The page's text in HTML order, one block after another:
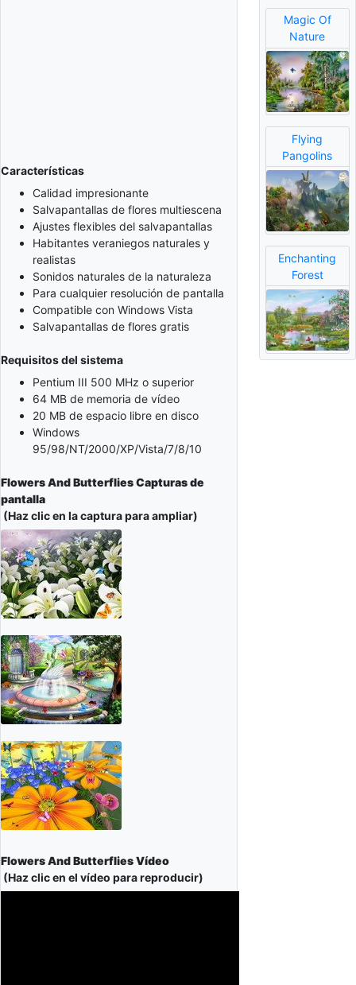
Características
Calidad impresionante
Salvapantallas de flores multiescena
Ajustes flexibles del salvapantallas
Habitantes veraniegos naturales y
realistas
Sonidos naturales de la naturaleza
Para cualquier resolución de pantalla
Compatible con Windows Vista
Salvapantallas de flores gratis
Requisitos del sistema
Pentium III 500 MHz o superior
64 MB de memoria de vídeo
20 MB de espacio libre en disco
Windows
95/98/NT/2000/XP/Vista/7/8/10
Flowers And Butterflies Capturas de
pantalla
(Haz clic en la captura para ampliar)
Flowers And Butterflies Vídeo
(Haz clic en el vídeo para reproducir)
Magic Of
Nature
Flying
Pangolins
Enchanting
Forest